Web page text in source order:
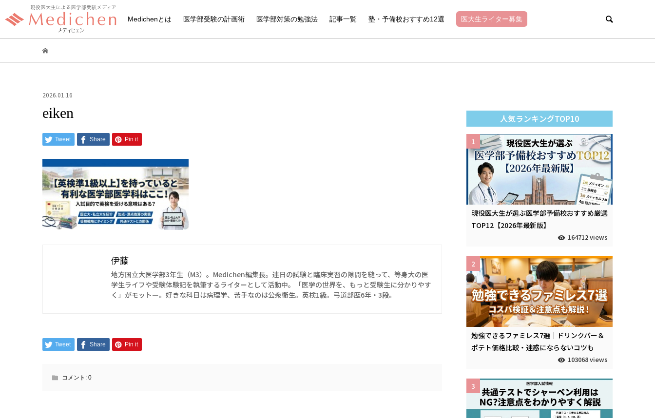
Medichenとは 医学部受験の計画術 医学部対策の勉強法 記事一覧 塾・予備校おすすめ12選 医大生ライター募集
2026.01.16
eiken
Tweet Share Pin it
伊藤
地方国立大医学部3年生（M3）。Medichen編集長。連日の試験と臨床実習の隙間を縫って、等身大の医
学生ライフや受験体験記を執筆するライターとして活動中。「医学の世界を、もっと受験生に分かりやす
く」がモットー。好きな科目は病理学、苦手なのは公衆衛生。英検1級。弓道部歴6年・3段。
Tweet Share Pin it
コメント: 0
人気ランキングTOP10
現役医大生が選ぶ医学部予備校おすすめ厳選
TOP12【2026年最新版】
164712 views
1
勉強できるファミレス7選｜ドリンクバー＆
ポテト価格比較・迷惑にならないコツも
103068 views
2
3